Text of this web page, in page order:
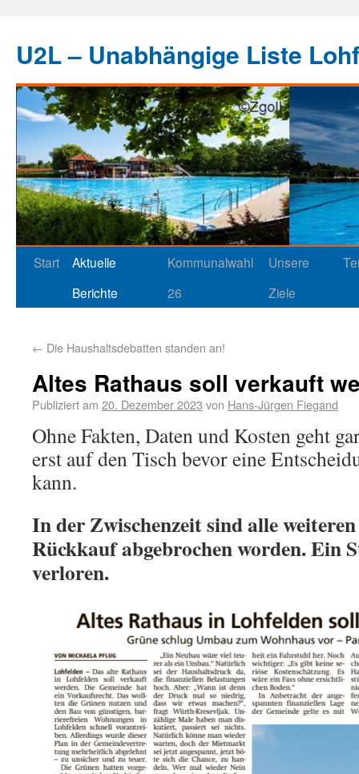
U2L – Unabhängige Liste
Start
Aktuelle
Berichte
Kommunalwahl
26
Unsere
Ziele
← Die Haushaltsdebatten standen an!
Altes Rathaus soll verkauft
Publiziert am 20. Dezember 2023 von Hans-Jürgen Fiegand
Ohne Fakten, Daten und Kosten geht
erst auf den Tisch bevor eine
kann.
In der Zwischenzeit sind alle
Rückkauf abgebrochen worden. Ein
verloren.